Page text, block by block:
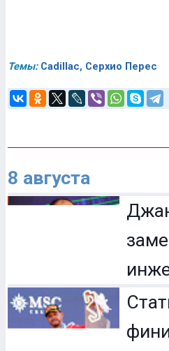
Темы: Cadillac, Серхио Перес
8 августа